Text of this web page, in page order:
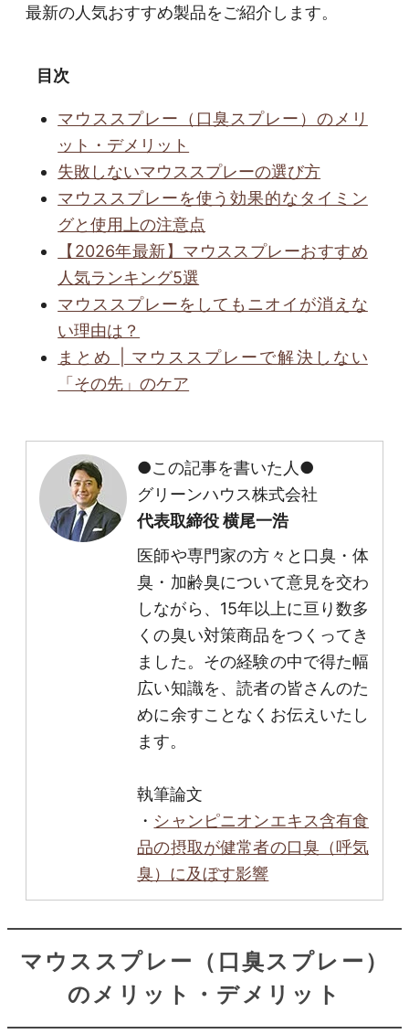
最新の人気おすすめ製品をご紹介します。
目次
マウススプレー（口臭スプレー）のメリ
ット・デメリット
失敗しないマウススプレーの選び方
マウススプレーを使う効果的なタイミン
グと使用上の注意点
【2026年最新】マウススプレーおすすめ
人気ランキング5選
マウススプレーをしてもニオイが消えな
い理由は？
まとめ | マウススプレーで解決しない
「その先」のケア
●この記事を書いた人●
グリーンハウス株式会社
代表取締役 横尾一浩
医師や専門家の方々と口臭・体
臭・加齢臭について意見を交わ
しながら、15年以上に亘り数多
くの臭い対策商品をつくってき
ました。その経験の中で得た幅
広い知識を、読者の皆さんのた
めに余すことなくお伝えいたし
ます。
執筆論文
・ シャンピニオンエキス含有食
品の摂取が健常者の口臭（呼気
臭）に及ぼす影響
マウススプレー（口臭スプレー）
のメリット・デメリット